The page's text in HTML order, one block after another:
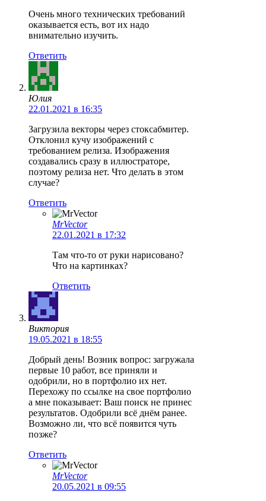
Очень много технических требований
оказывается есть, вот их надо
внимательно изучить.
Ответить
Юлия
22.01.2021 в 16:35
Загрузила векторы через стоксабмитер.
Отклонил кучу изображений с
требованием релиза. Изображения
создавались сразу в иллюстраторе,
поэтому релиза нет. Что делать в этом
случае?
Ответить
MrVector
22.01.2021 в 17:32
Там что-то от руки нарисовано?
Что на картинках?
Ответить
Виктория
19.05.2021 в 18:55
Добрый день! Возник вопрос: загружала
первые 10 работ, все приняли и
одобрили, но в портфолио их нет.
Перехожу по ссылке на свое портфолио
а мне показывает: Ваш поиск не принес
результатов. Одобрили всё днём ранее.
Возможно ли, что всё появится чуть
позже?
Ответить
MrVector
20.05.2021 в 09:55